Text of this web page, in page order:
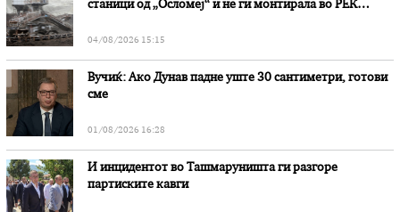
станици од „Осломеј“ и не ги монтирала во РЕК
04/08/2026 15:15
Вучиќ: Ако Дунав падне уште 30 сантиметри, готови
сме
01/08/2026 16:28
И инцидентот во Ташмаруништa ги разгоре
партиските кавги